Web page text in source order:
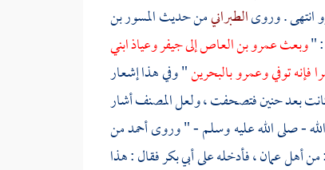
انتهى . وروىالطبرانيمن حديثالمسور بن
"وبعثعمرو بن العاصإلىجيفروعياذ ابني
فإنه توفيوعمروبالبحرين" وفي هذا إشعار
بعدحنينفتصحفت ، ولعل المصنف أشار
- صلى الله عليه وسلم - " وروىأحمدمن
منأهلعمان، فأدخله علىأبي بكرفقال : هذا